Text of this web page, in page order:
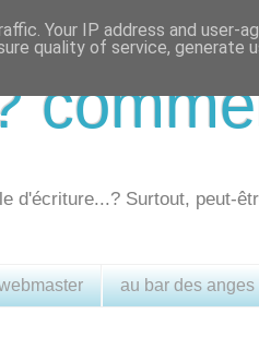
d'écriture...? Surtout, peut-
au bar des anges
Your IP address and user-
quality of service, generate